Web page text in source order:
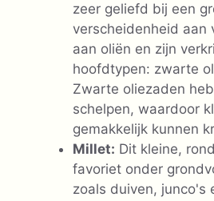
zeer geliefd bij een
verscheidenheid aan
aan oliën en zijn
hoofdtypen: zwarte
Zwarte oliezaden
schelpen, waardoor
gemakkelijk kunnen
Millet: Dit kleine,
favoriet onder
zoals duiven, junco's